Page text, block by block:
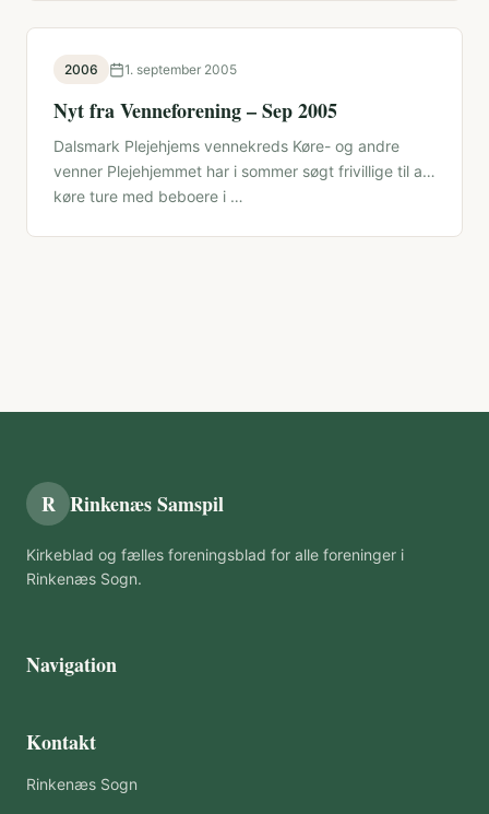
2006 1. september 2005
Nyt fra Venneforening – Sep 2005
Dalsmark Plejehjems vennekreds Køre- og andre
venner Plejehjemmet har i sommer søgt frivillige til at
køre ture med beboere i …
R Rinkenæs Samspil
Kirkeblad og fælles foreningsblad for alle foreninger i
Rinkenæs Sogn.
Navigation
Kontakt
Rinkenæs Sogn